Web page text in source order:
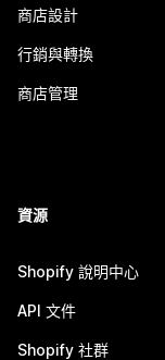
商店設計
行銷與轉換
商店管理
資源
Shopify 說明中心
API 文件
Shopify 社群